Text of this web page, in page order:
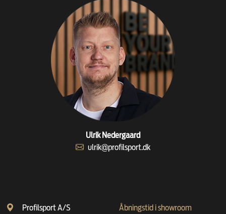
Ulrik Nedergaard
ulrik@profilsport.dk
Profilsport A/S
Åbningstid i showroom